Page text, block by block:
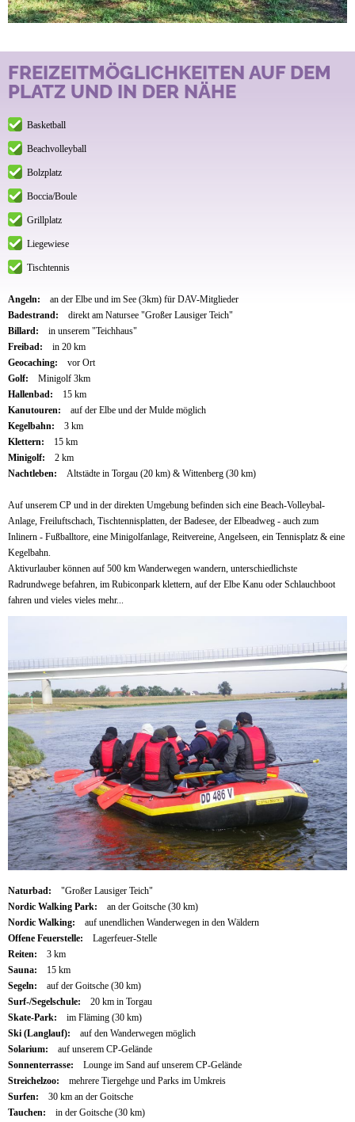
FREIZEITMÖGLICHKEITEN AUF DEM
PLATZ UND IN DER NÄHE
Basketball
Beachvolleyball
Bolzplatz
Boccia/Boule
Grillplatz
Liegewiese
Tischtennis
Angeln:
an der Elbe und im See (3km) für DAV-Mitglieder
Badestrand:
direkt am Natursee "Großer Lausiger Teich"
Billard:
in unserem "Teichhaus"
Freibad:
in 20 km
Geocaching:
vor Ort
Golf:
Minigolf 3km
Hallenbad:
15 km
Kanutouren:
auf der Elbe und der Mulde möglich
Kegelbahn:
3 km
Klettern:
15 km
Minigolf:
2 km
Nachtleben:
Altstädte in Torgau (20 km) & Wittenberg (30 km)
Auf unserem CP und in der direkten Umgebung befinden sich eine Beach-Volleybal-
Anlage, Freiluftschach, Tischtennisplatten, der Badesee, der Elbeadweg - auch zum
Inlinern - Fußballtore, eine Minigolfanlage, Reitvereine, Angelseen, ein Tennisplatz & eine
Kegelbahn.
Aktivurlauber können auf 500 km Wanderwegen wandern, unterschiedlichste
Radrundwege befahren, im Rubiconpark klettern, auf der Elbe Kanu oder Schlauchboot
fahren und vieles vieles mehr...
Naturbad:
"Großer Lausiger Teich"
Nordic Walking Park:
an der Goitsche (30 km)
Nordic Walking:
auf unendlichen Wanderwegen in den Wäldern
Offene Feuerstelle:
Lagerfeuer-Stelle
Reiten:
3 km
Sauna:
15 km
Segeln:
auf der Goitsche (30 km)
Surf-/Segelschule:
20 km in Torgau
Skate-Park:
im Fläming (30 km)
Ski (Langlauf):
auf den Wanderwegen möglich
Solarium:
auf unserem CP-Gelände
Sonnenterrasse:
Lounge im Sand auf unserem CP-Gelände
Streichelzoo:
mehrere Tiergehge und Parks im Umkreis
Surfen:
30 km an der Goitsche
Tauchen:
in der Goitsche (30 km)